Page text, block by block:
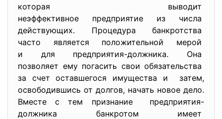
которая выводит
неэффективное предприятие из числа
действующих. Процедура банкротства
часто является положительной мерой
и для предприятия-должника. Она
позволяет ему погасить свои обязательства
за счет оставшегося имущества и затем,
освободившись от долгов, начать новое дело.
Вместе с тем признание предприятия-
должника банкротом имеет